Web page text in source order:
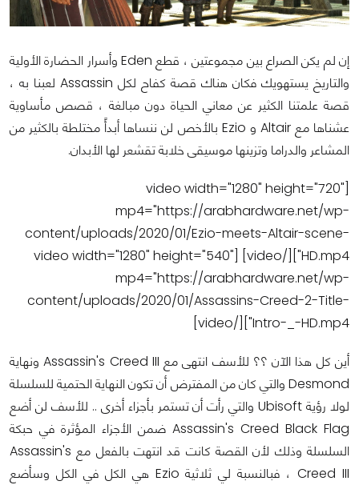
إن لم يكن الصراع بين مجموعتين ، قطع Eden وأسرار الحضارة الأولية
والتاريخ يستهويك فكان هناك قصة كفاح لكل Assassin لعبنا به ،
قصة علمتنا الكثير عن معاني الحياة دون مبالغة ، قصص مأساوية
عشناها مع Altair و Ezio بالأخص لن ننساها أبدأً مختلطة بالكثير من
المشاعر والدراما وتزينها موسيقى خلابة تقشعر لها الأبدان.
[video width="1280" height="720"
mp4="https://arabhardware.net/wp-
content/uploads/2020/01/Ezio-meets-Altair-scene-
HD.mp4"][/video] [video width="1280" height="540"
mp4="https://arabhardware.net/wp-
content/uploads/2020/01/Assassins-Creed-2-Title-
Intro-_-HD.mp4"][/video]
أين كل هذا الآن ؟؟ للأسف انتهى مع Assassin's Creed III ونهاية
Desmond والتي كان من المفترض أن تكون النهاية الحتمية للسلسلة
لولا رؤية Ubisoft والتي رأت أن تستمر بأجزاء أخرى .. للأسف لن أضع
Assassin's Creed Black Flag ضمن الأجزاء المؤثرة في حبكة
السلسلة وذلك لأن القصة كانت قد انتهت بالفعل مع Assassin's
Creed III ، فبالنسبة لي ثلاثية Ezio هي الكل في الكل وسأضع